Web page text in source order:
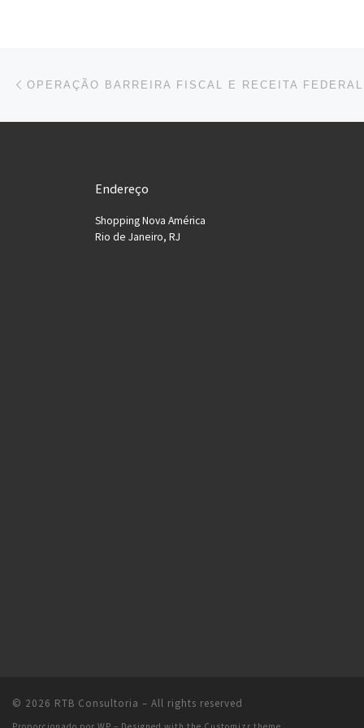
Navegação do post
Endereço
Shopping Nova América
Rio de Janeiro, RJ
© 2026 RTB Consultoria – All rights reserved